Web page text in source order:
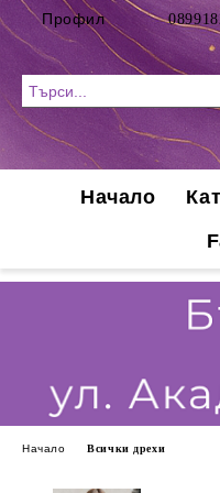
Профил
Начало
Начало Всички дрехи